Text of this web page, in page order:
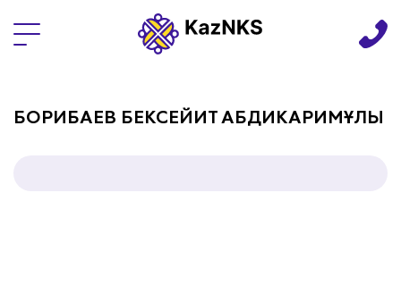
БОРИБАЕВ БЕКСЕЙИТ АБДИКАРИМҰЛЫ